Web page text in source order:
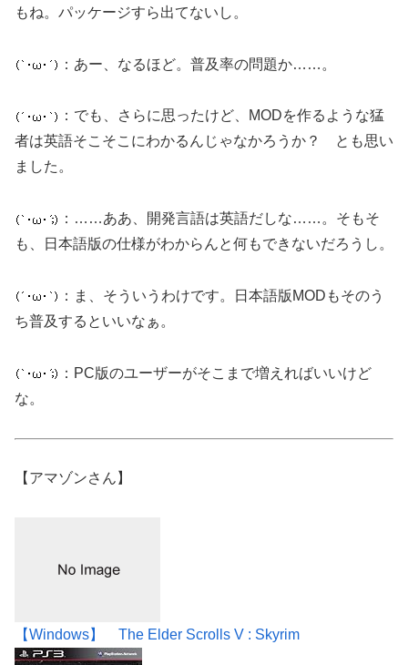
もね。パッケージすら出てないし。
：あー、なるほど。普及率の問題か……。
：でも、さらに思ったけど、MODを作るような猛
者は英語そこそこにわかるんじゃなかろうか？ とも思い
ました。
：……ああ、開発言語は英語だしな……。そもそ
も、日本語版の仕様がわからんと何もできないだろうし。
：ま、そういうわけです。日本語版MODもそのう
ち普及するといいなぁ。
：PC版のユーザーがそこまで増えればいいけど
な。
【アマゾンさん】
【Windows】 The Elder Scrolls V : Skyrim